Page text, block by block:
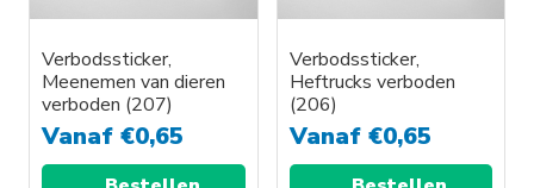
Verbodssticker,
Meenemen van dieren
verboden (207)
Vanaf €0,65
Verbodssticker,
Heftrucks verboden
(206)
Vanaf €0,65